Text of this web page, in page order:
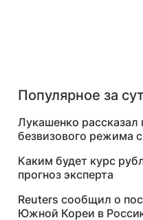
Популярное за
Лукашенко рассказал
безвизового режима
Каким будет курс
прогноз эксперта
Reuters сообщил о
Южной Кореи в